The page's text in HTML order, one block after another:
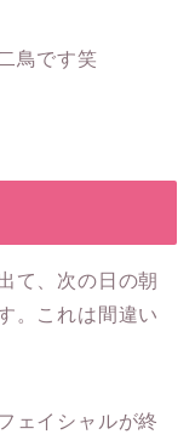
鳥です笑
て、次の日の朝
。これは間違い
ェイシャルが終